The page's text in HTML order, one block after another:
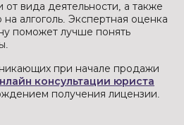
от вида деятельности, а также
алгоголь. Экспертная оценка
поможет лучше понять
при начале продажи
консультации юриста
получения лицензии.